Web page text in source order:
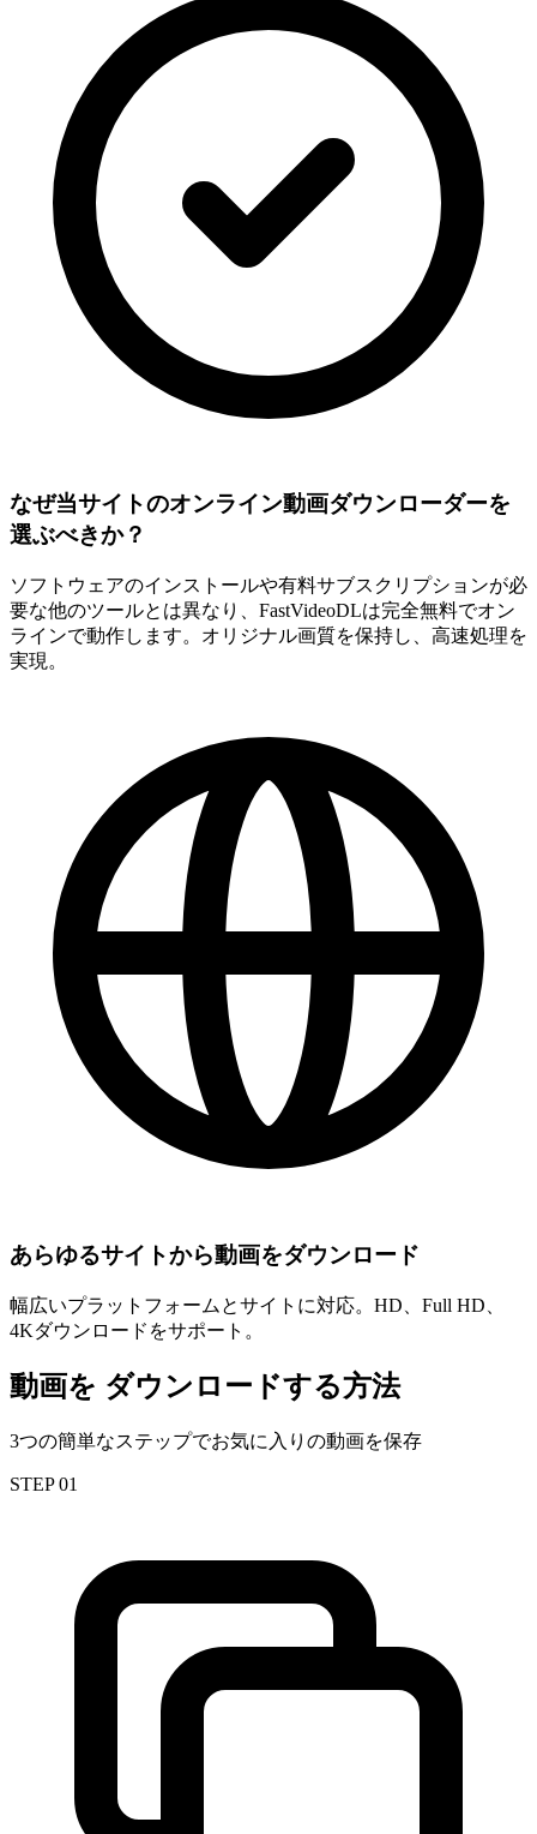
なぜ当サイトのオンライン動画ダウンローダーを
選ぶべきか？
ソフトウェアのインストールや有料サブスクリプションが必
要な他のツールとは異なり、FastVideoDLは完全無料でオン
ラインで動作します。オリジナル画質を保持し、高速処理を
実現。
あらゆるサイトから動画をダウンロード
幅広いプラットフォームとサイトに対応。HD、Full HD、
4Kダウンロードをサポート。
動画を ダウンロードする方法
3つの簡単なステップでお気に入りの動画を保存
STEP 01